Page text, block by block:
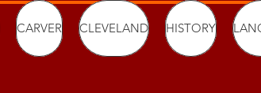
CARVER CLEVELAND HISTORY